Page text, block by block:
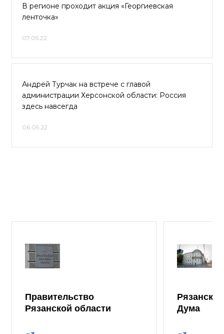
В регионе проходит акция «Георгиевская
ленточка»
07.05.22
Андрей Турчак на встрече с главой
администрации Херсонской области: Россия
здесь навсегда
06.05.22
Правительство
Рязанской области
Дума